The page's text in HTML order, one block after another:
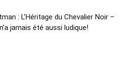
: L’Héritage du Chevalier Noir –
jamais été aussi ludique!